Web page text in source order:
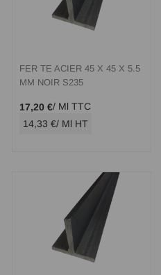
FER TE ACIER 45 X 45 X 5.5
MM NOIR S235
17,20 €/ Ml TTC
14,33 €/ Ml HT